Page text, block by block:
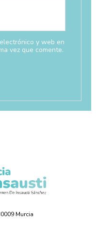
y web en
vez que comente.
Murcia